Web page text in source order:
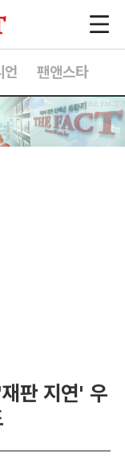
언 팬앤스타
판 지연' 우